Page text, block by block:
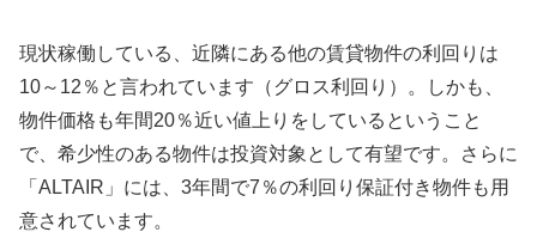
現状稼働している、近隣にある他の賃貸物件の利回りは
10～12％と言われています（グロス利回り）。しかも、
物件価格も年間20％近い値上りをしているということ
で、希少性のある物件は投資対象として有望です。さらに
「ALTAIR」には、3年間で7％の利回り保証付き物件も用
意されています。